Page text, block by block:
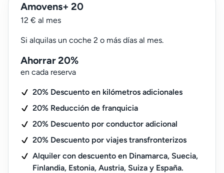
Amovens+ 20
12 € al mes
Si alquilas un coche 2 o más días al mes.
Ahorrar 20%
en cada reserva
20% Descuento en kilómetros adicionales
20% Reducción de franquicia
20% Descuento por conductor adicional
20% Descuento por viajes transfronterizos
Alquiler con descuento en Dinamarca, Suecia,
Finlandia, Estonia, Austria, Suiza y España.